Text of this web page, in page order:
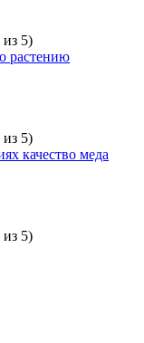
из 5)
растению
из 5)
качество меда
из 5)